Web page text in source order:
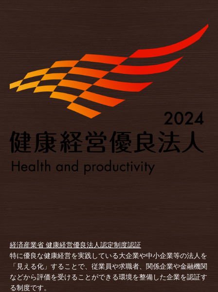
経済産業省 健康経営優良法人認定制度認証
特に優良な健康経営を実践している大企業や中小企業等の法人を
「見える化」することで、従業員や求職者、関係企業や金融機関
などから評価を受けることができる環境を整備した企業を認証す
る制度です。